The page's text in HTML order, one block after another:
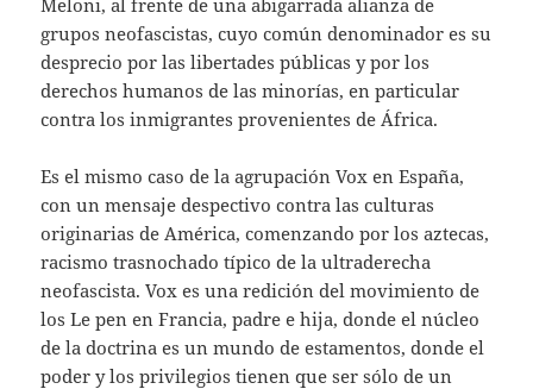
grupos neofascistas, cuyo común denominador es su
desprecio por las libertades públicas y por los
derechos humanos de las minorías, en particular
contra los inmigrantes provenientes de África.
Es el mismo caso de la agrupación Vox en España,
con un mensaje despectivo contra las culturas
originarias de América, comenzando por los aztecas,
racismo trasnochado típico de la ultraderecha
neofascista. Vox es una redición del movimiento de
los Le pen en Francia, padre e hija, donde el núcleo
de la doctrina es un mundo de estamentos, donde el
poder y los privilegios tienen que ser sólo de un